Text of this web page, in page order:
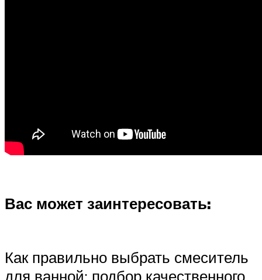
Вас может заинтересовать:
Как правильно выбрать смеситель
для ванной: подбор качественного